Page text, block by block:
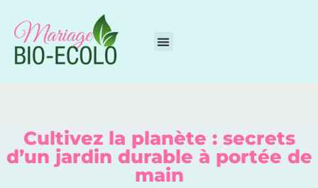
Cultivez la planète : secrets
d’un jardin durable à portée de
main